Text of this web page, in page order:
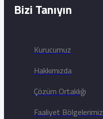
Bizi Tanıyın
Kurucumuz
Hakkımızda
Çözüm Ortaklığı
Faaliyet Bölgelerimiz